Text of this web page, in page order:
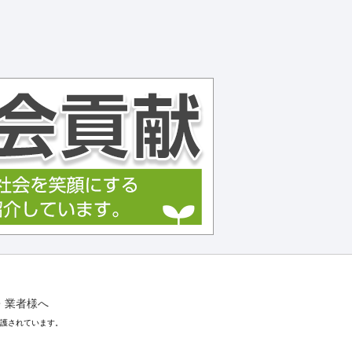
業者様へ
されています。